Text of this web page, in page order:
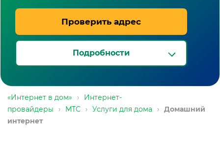
Проверить адрес
Подробности
«Интернет в дом» ›
Интернет-
провайдеры
› МТС › Услуги для дома ›
Домашний
интернет